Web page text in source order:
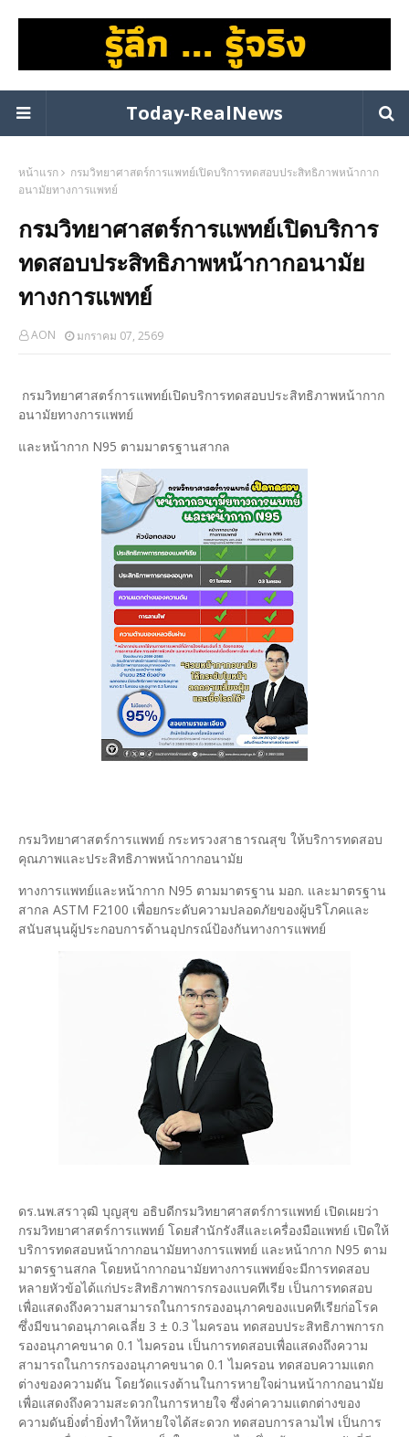
Today-RealNews
หน้าแรก
กรมวิทยาศาสตร์การแพทย์เปิดบริการทดสอบประสิทธิภาพหน้ากาก
อนามัยทางการแพทย์
กรมวิทยาศาสตร์การแพทย์เปิดบริการ
ทดสอบประสิทธิภาพหน้ากากอนามัย
ทางการแพทย์
AON มกราคม 07, 2569
กรมวิทยาศาสตร์การแพทย์เปิดบริการทดสอบประสิทธิภาพหน้ากาก
อนามัยทางการแพทย์
และหน้ากาก N95 ตามมาตรฐานสากล
กรมวิทยาศาสตร์การแพทย์ กระทรวงสาธารณสุข ให้บริการทดสอบ
คุณภาพและประสิทธิภาพหน้ากากอนามัย
ทางการแพทย์และหน้ากาก N95 ตามมาตรฐาน มอก. และมาตรฐาน
สากล ASTM F2100 เพื่อยกระดับความปลอดภัยของผู้บริโภคและ
สนับสนุนผู้ประกอบการด้านอุปกรณ์ป้องกันทางการแพทย์
ดร.นพ.สราวุฒิ บุญสุข อธิบดีกรมวิทยาศาสตร์การแพทย์ เปิดเผยว่า
กรมวิทยาศาสตร์การแพทย์ โดยสำนักรังสีและเครื่องมือแพทย์ เปิดให้
บริการทดสอบหน้ากากอนามัยทางการแพทย์ และหน้ากาก N95 ตาม
มาตรฐานสกล โดยหน้ากากอนามัยทางการแพทย์จะมีการทดสอบ
หลายหัวข้อได้แก่ประสิทธิภาพการกรองแบคทีเรีย เป็นการทดสอบ
เพื่อแสดงถึงความสามารถในการกรองอนุภาคของแบคทีเรียก่อโรค
ซึ่งมีขนาดอนุภาคเฉลี่ย 3 ± 0.3 ไมครอน ทดสอบประสิทธิภาพการก
รองอนุภาคขนาด 0.1 ไมครอน เป็นการทดสอบเพื่อแสดงถึงความ
สามารถในการกรองอนุภาคขนาด 0.1 ไมครอน ทดสอบความแตก
ต่างของความดัน โดยวัดแรงต้านในการหายใจผ่านหน้ากากอนามัย
เพื่อแสดงถึงความสะดวกในการหายใจ ซึ่งค่าความแตกต่างของ
ความดันยิ่งต่ำยิ่งทำให้หายใจได้สะดวก ทดสอบการลามไฟ เป็นการ